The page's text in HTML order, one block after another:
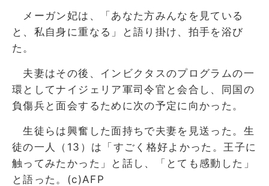
メーガン妃は、「あなた方みんなを見ている
と、私自身に重なる」と語り掛け、拍手を浴び
た。
夫妻はその後、インビクタスのプログラムの一
環としてナイジェリア軍司令官と会合し、同国の
負傷兵と面会するために次の予定に向かった。
生徒らは興奮した面持ちで夫妻を見送った。生
徒の一人（13）は「すごく格好よかった。王子に
触ってみたかった」と話し、「とても感動した」
と語った。(c)AFP